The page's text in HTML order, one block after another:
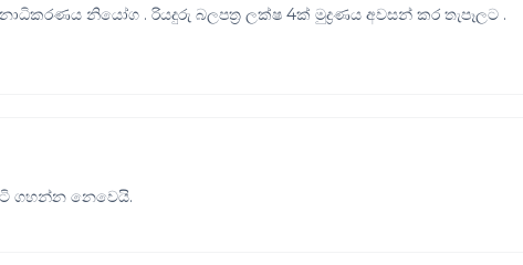
නියෝග . රියදුරු බලපත්‍ර ලක්ෂ 4ක් මුද්‍රණය අවසන් කර තැපෑලට .
ගහන්න නෙවෙයි.